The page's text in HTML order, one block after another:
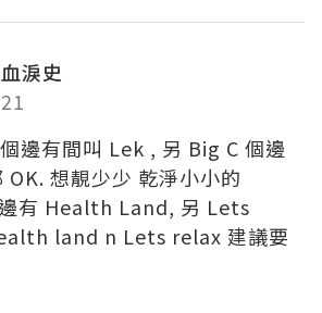
淚史
邊有間叫 Lek , 另 Big C 個邊
想靚少少 乾淨小小的
有 Health Land, 另 Lets
land n Lets relax 建議要